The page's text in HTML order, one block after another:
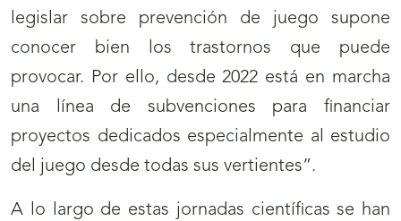
legislar sobre prevención de juego supone
conocer bien los trastornos que puede
provocar. Por ello, desde 2022 está en marcha
una línea de subvenciones para financiar
proyectos dedicados especialmente al estudio
del juego desde todas sus vertientes”.
A lo largo de estas jornadas científicas se han